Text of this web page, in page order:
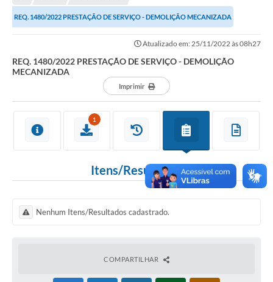
Transparência
Leis Municipais
Legislação
Galeria de Fotos
Serviços Online
REQ. 1480/2022 PRESTAÇÃO DE SERVIÇO - DEMOLIÇÃO MECANIZADA
Atualizado em: 25/11/2022 às 08h27
REQ. 1480/2022 PRESTAÇÃO DE SERVIÇO - DEMOLIÇÃO
MECANIZADA
Imprimir
1
Itens/Resultados
Nenhum Itens/Resultados cadastrado.
COMPARTILHAR